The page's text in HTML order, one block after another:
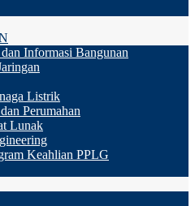
Informasi Bangunan
Listrik
Perumahan
Lunak
Keahlian PPLG